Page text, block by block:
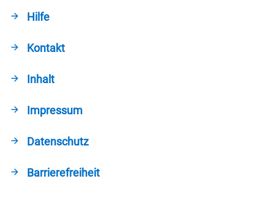
Hilfe
Kontakt
Inhalt
Impressum
Datenschutz
Barrierefreiheit